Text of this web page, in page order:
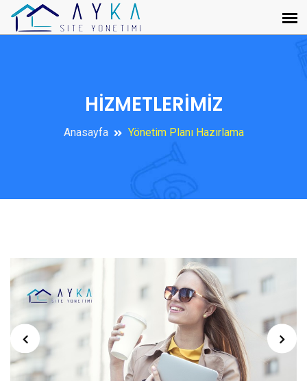
HİZMETLERİMİZ
Anasayfa Yönetim Planı Hazırlama